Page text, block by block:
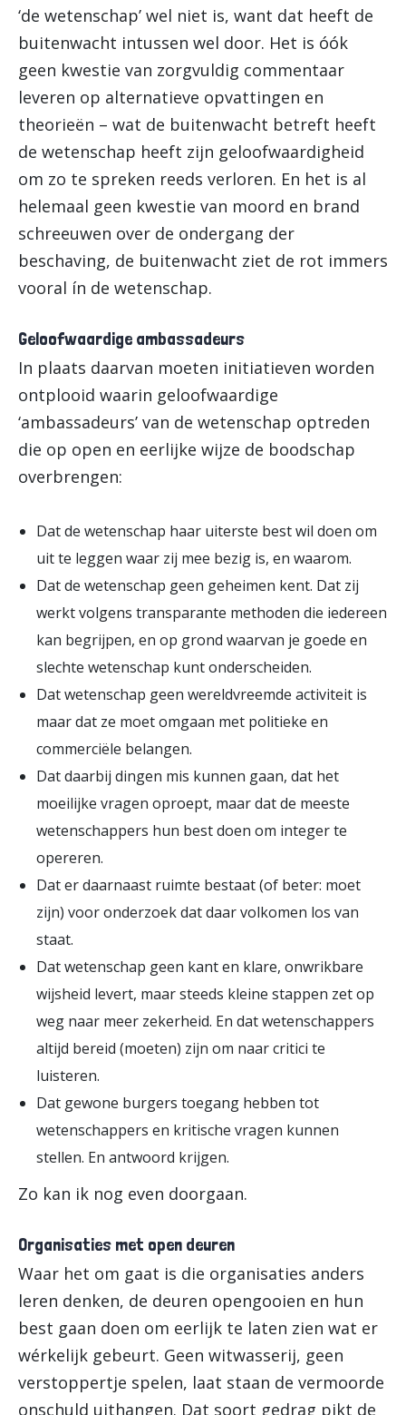
‘de wetenschap’ wel niet is, want dat heeft de
buitenwacht intussen wel door. Het is óók
geen kwestie van zorgvuldig commentaar
leveren op alternatieve opvattingen en
theorieën – wat de buitenwacht betreft heeft
de wetenschap heeft zijn geloofwaardigheid
om zo te spreken reeds verloren. En het is al
helemaal geen kwestie van moord en brand
schreeuwen over de ondergang der
beschaving, de buitenwacht ziet de rot immers
vooral ín de wetenschap.
Geloofwaardige ambassadeurs
In plaats daarvan moeten initiatieven worden
ontplooid waarin geloofwaardige
‘ambassadeurs’ van de wetenschap optreden
die op open en eerlijke wijze de boodschap
overbrengen:
Dat de wetenschap haar uiterste best wil doen om
uit te leggen waar zij mee bezig is, en waarom.
Dat de wetenschap geen geheimen kent. Dat zij
werkt volgens transparante methoden die iedereen
kan begrijpen, en op grond waarvan je goede en
slechte wetenschap kunt onderscheiden.
Dat wetenschap geen wereldvreemde activiteit is
maar dat ze moet omgaan met politieke en
commerciële belangen.
Dat daarbij dingen mis kunnen gaan, dat het
moeilijke vragen oproept, maar dat de meeste
wetenschappers hun best doen om integer te
opereren.
Dat er daarnaast ruimte bestaat (of beter: moet
zijn) voor onderzoek dat daar volkomen los van
staat.
Dat wetenschap geen kant en klare, onwrikbare
wijsheid levert, maar steeds kleine stappen zet op
weg naar meer zekerheid. En dat wetenschappers
altijd bereid (moeten) zijn om naar critici te
luisteren.
Dat gewone burgers toegang hebben tot
wetenschappers en kritische vragen kunnen
stellen. En antwoord krijgen.
Zo kan ik nog even doorgaan.
Organisaties met open deuren
Waar het om gaat is die organisaties anders
leren denken, de deuren opengooien en hun
best gaan doen om eerlijk te laten zien wat er
wérkelijk gebeurt. Geen witwasserij, geen
verstoppertje spelen, laat staan de vermoorde
onschuld uithangen. Dat soort gedrag pikt de